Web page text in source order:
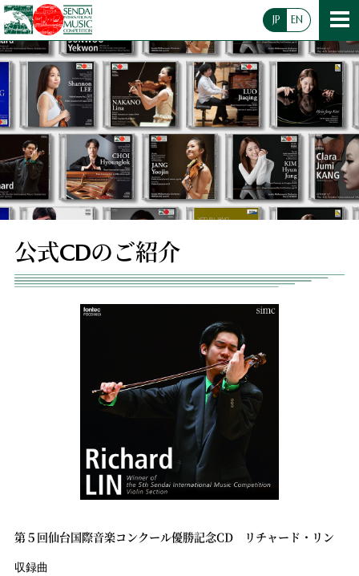
JP EN
公式CDのご紹介
第５回仙台国際音楽コンクール優勝記念CD リチャード・リン
収録曲